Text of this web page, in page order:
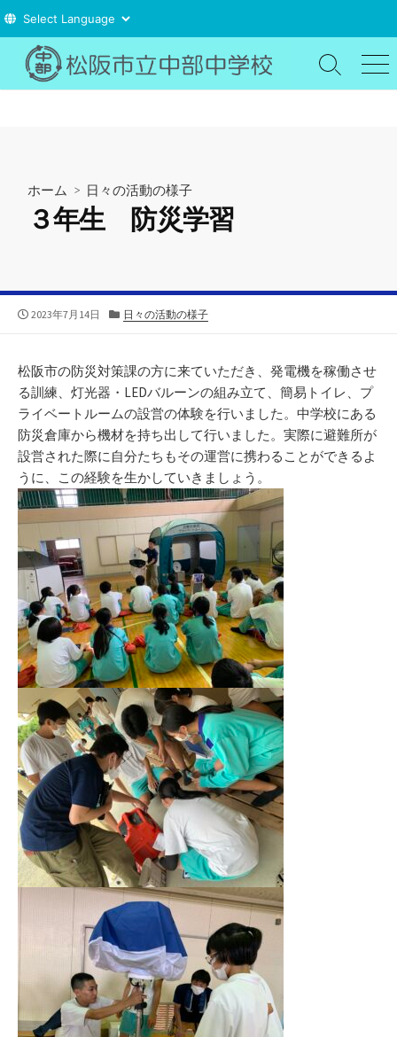
テ
検
索
メ
ニ
ホーム > 日々の活動の様子
３年生 防災学習
公
2023年7月14日
カ
リ
ー
日々の活動の様子
松阪市の防災対策課の方に来ていただき、発電機を稼働させ
る訓練、灯光器・LEDバルーンの組み立て、簡易トイレ、プ
ライベートルームの設営の体験を行いました。中学校にある
防災倉庫から機材を持ち出して行いました。実際に避難所が
設営された際に自分たちもその運営に携わることができるよ
うに、この経験を生かしていきましょう。